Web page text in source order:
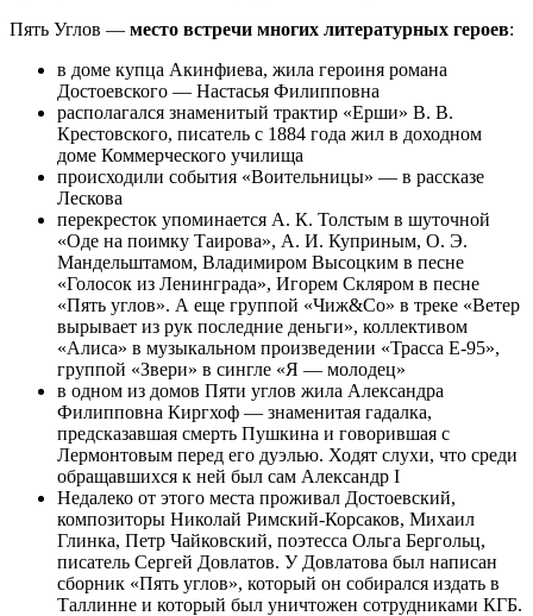
Пять Углов — место встречи многих литературных героев:
в доме купца Акинфиева, жила героиня романа
Достоевского — Настасья Филипповна
располагался знаменитый трактир «Ерши» В. В.
Крестовского, писатель с 1884 года жил в доходном
доме Коммерческого училища
происходили события «Воительницы» — в рассказе
Лескова
перекресток упоминается А. К. Толстым в шуточной
«Оде на поимку Таирова», А. И. Куприным, О. Э.
Мандельштамом, Владимиром Высоцким в песне
«Голосок из Ленинграда», Игорем Скляром в песне
«Пять углов». А еще группой «Чиж&Co» в треке «Ветер
вырывает из рук последние деньги», коллективом
«Алиса» в музыкальном произведении «Трасса Е-95»,
группой «Звери» в сингле «Я — молодец»
в одном из домов Пяти углов жила Александра
Филипповна Киргхоф — знаменитая гадалка,
предсказавшая смерть Пушкина и говорившая с
Лермонтовым перед его дуэлью. Ходят слухи, что среди
обращавшихся к ней был сам Александр I
Недалеко от этого места проживал Достоевский,
композиторы Николай Римский-Корсаков, Михаил
Глинка, Петр Чайковский, поэтесса Ольга Бергольц,
писатель Сергей Довлатов. У Довлатова был написан
сборник «Пять углов», который он собирался издать в
Таллинне и который был уничтожен сотрудниками КГБ.